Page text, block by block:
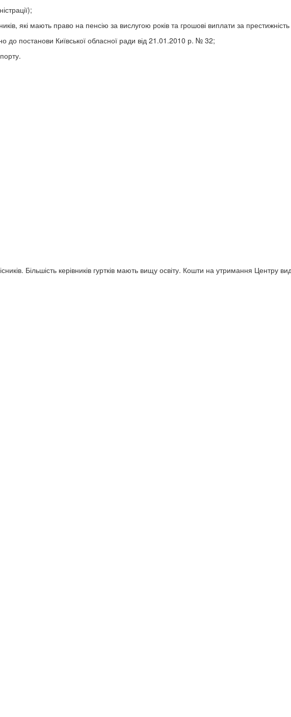
які мають право на пенсію за вислугою років та грошові виплати за престижність
до постанови Київської обласної ради від 21.01.2010 р. № 32;
Більшість керівників гуртків мають вищу освіту. Кошти на утримання Центру